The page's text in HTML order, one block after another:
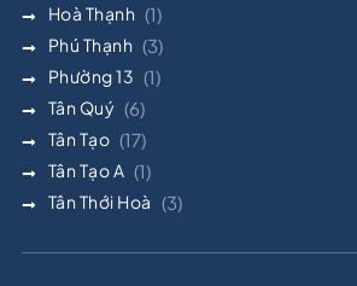
Hoà Thạnh (1)
Phú Thạnh (3)
Phường 13 (1)
Tân Quý (6)
Tân Tạo (17)
Tân Tạo A (1)
Tân Thới Hoà (3)